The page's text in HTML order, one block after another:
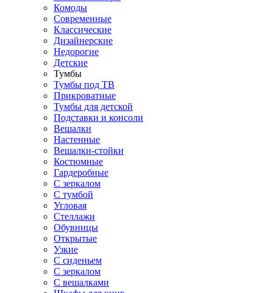
Комоды
Современные
Классические
Дизайнерские
Недорогие
Детские
Тумбы
Тумбы под ТВ
Прикроватные
Тумбы для детской
Подставки и консоли
Вешалки
Настенные
Вешалки-стойки
Костюмные
Гардеробные
С зеркалом
С тумбой
Угловая
Стеллажи
Обувницы
Открытые
Узкие
С сиденьем
С зеркалом
С вешалками